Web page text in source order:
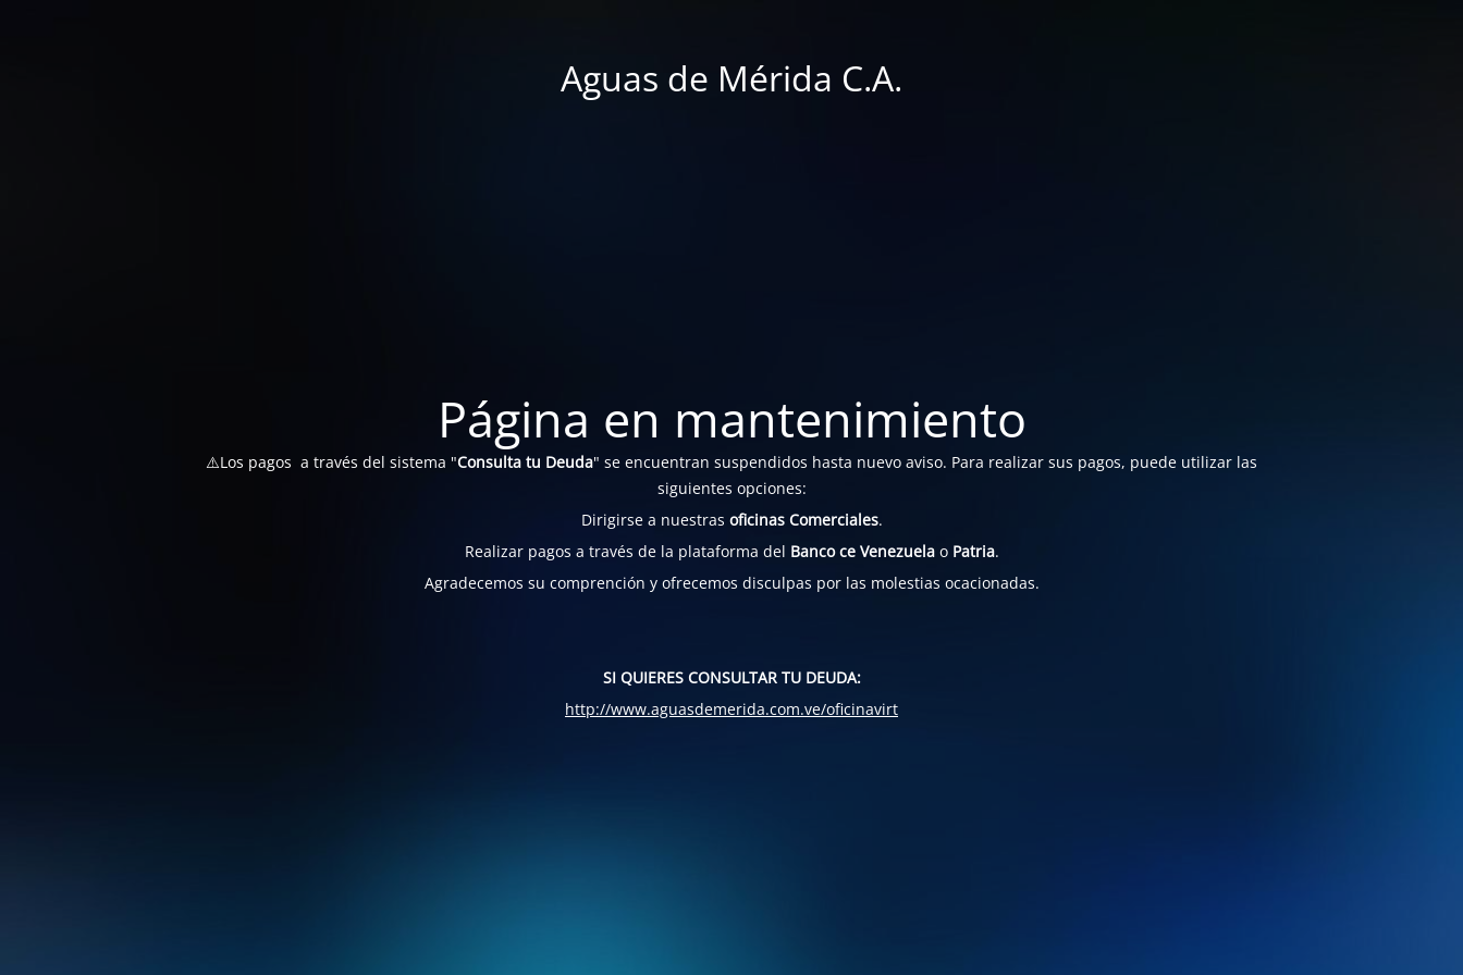
Aguas de Mérida C.A.
Página en mantenimiento
⚠️Los pagos a través del sistema "Consulta tu Deuda" se encuentran suspendidos hasta nuevo aviso. Para realizar sus pagos, puede utilizar las
siguientes opciones:
Dirigirse a nuestras oficinas Comerciales.
Realizar pagos a través de la plataforma del Banco ce Venezuelao Patria.
Agradecemos su comprención y ofrecemos disculpas por las molestias ocacionadas.
SI QUIERES CONSULTAR TU DEUDA:
http://www.aguasdemerida.com.ve/oficinavirt